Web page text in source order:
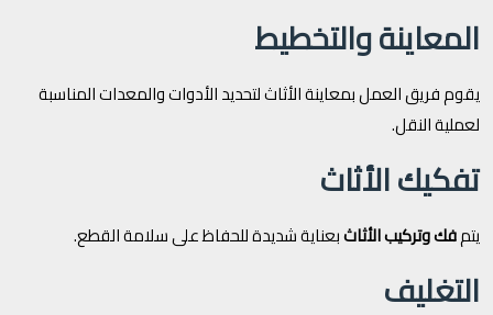
المعاينة والتخطيط
يقوم فريق العمل بمعاينة الأثاث لتحديد الأدوات والمعدات المناسبة
لعملية النقل.
تفكيك الأثاث
يتمفك وتركيب الأثاثبعناية شديدة للحفاظ على سلامة القطع.
التغليف